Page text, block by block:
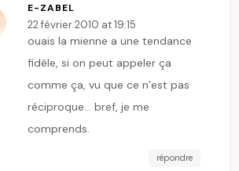
E-ZABEL
22 février 2010 at 19:15
ouais la mienne a une tendance
fidèle, si on peut appeler ça
comme ça, vu que ce n’est pas
réciproque… bref, je me
comprends.
répondre